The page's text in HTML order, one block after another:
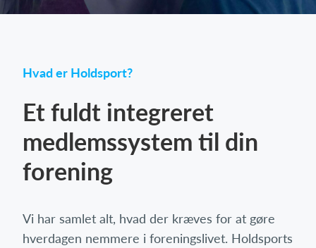
Hvad er Holdsport?
Et fuldt integreret
medlemssystem til din
forening
Vi har samlet alt, hvad der kræves for at gøre
hverdagen nemmere i foreningslivet. Holdsports